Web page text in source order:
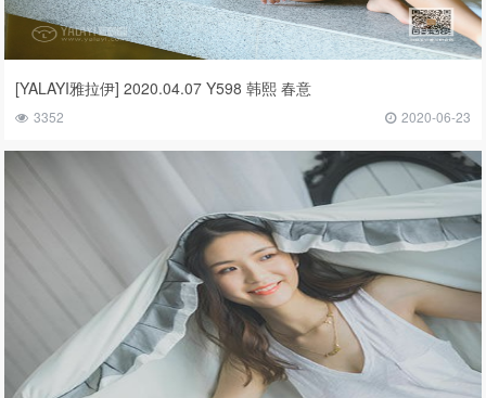
[YALAYI雅拉伊] 2020.04.07 Y598 韩熙 春意
3352 2020-06-23